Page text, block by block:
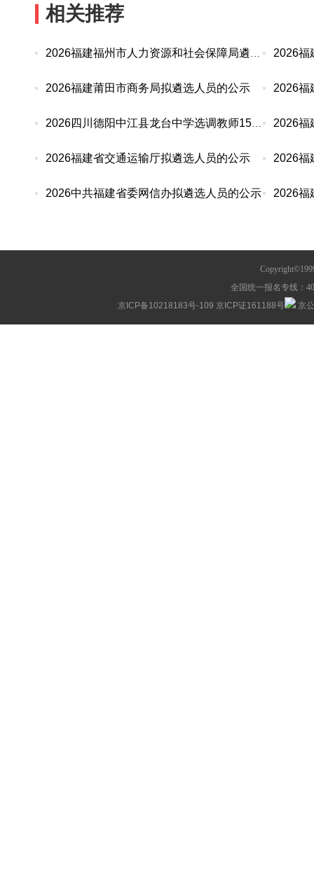
相关推荐
2026福建福州市人力资源和社会保障局遴选公务员拟 2026福
2026福建莆田市商务局拟遴选人员的公示
2026四川德阳中江县龙台中学选调教师15人公告
2026福建省交通运输厅拟遴选人员的公示
2026中共福建省委网信办拟遴选人员的公示
全国统一报名专线：
京ICP备10218183号-109 京ICP证161188号 京